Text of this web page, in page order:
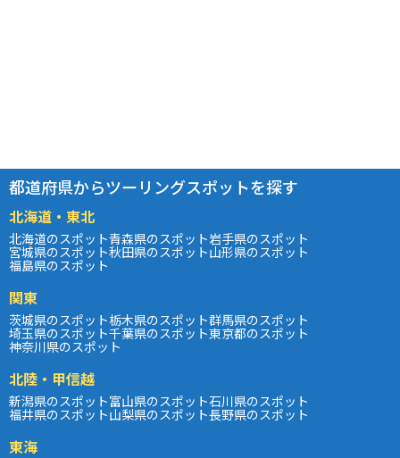
都道府県からツーリングスポットを探す
北海道・東北
北海道のスポット青森県のスポット岩手県のスポット
宮城県のスポット秋田県のスポット山形県のスポット
福島県のスポット
関東
茨城県のスポット栃木県のスポット群馬県のスポット
埼玉県のスポット千葉県のスポット東京都のスポット
神奈川県のスポット
北陸・甲信越
新潟県のスポット富山県のスポット石川県のスポット
福井県のスポット山梨県のスポット長野県のスポット
東海